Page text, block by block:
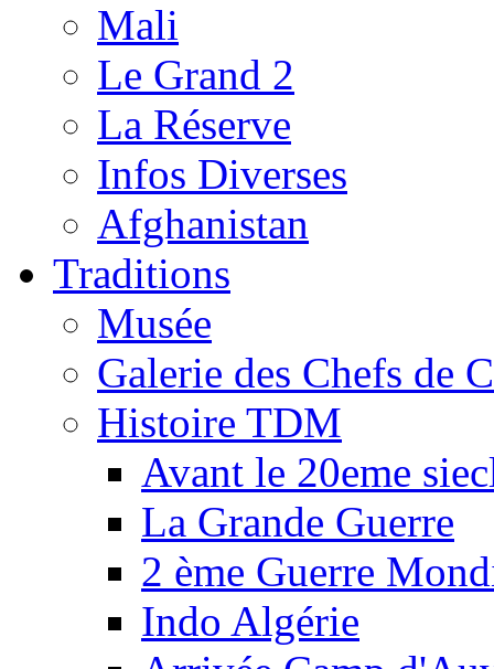
Mali
Le Grand 2
La Réserve
Infos Diverses
Afghanistan
Traditions
Musée
Galerie des Chefs de
Histoire TDM
Avant le 20eme
La Grande Guerre
2 ème Guerre
Indo Algérie